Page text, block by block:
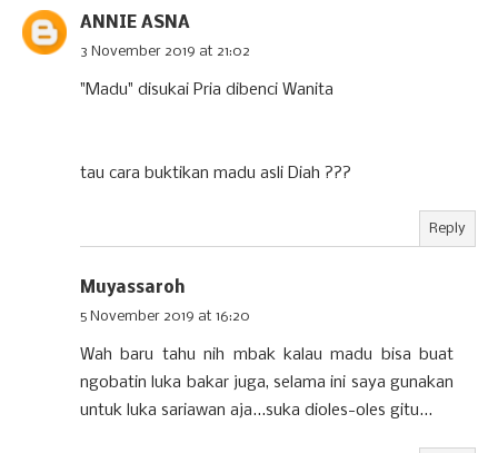
ANNIE ASNA
3 November 2019 at 21:02
"Madu" disukai Pria dibenci Wanita
tau cara buktikan madu asli Diah ???
Reply
Muyassaroh
5 November 2019 at 16:20
Wah baru tahu nih mbak kalau madu bisa buat
ngobatin luka bakar juga, selama ini saya gunakan
untuk luka sariawan aja...suka dioles-oles gitu...